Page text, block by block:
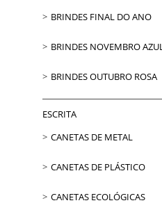
BRINDES FINAL DO ANO
BRINDES NOVEMBRO AZUL
BRINDES OUTUBRO ROSA
ESCRITA
CANETAS DE METAL
CANETAS DE PLÁSTICO
CANETAS ECOLÓGICAS